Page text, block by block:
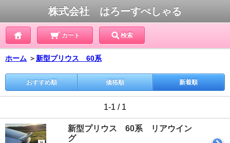
株式会社 はろーすぺしゃる
カート 検索
ホーム ＞ 新型プリウス 60系
おすすめ順 価格順 新着順
1-1 / 1
新型プリウス 60系 リアウイン
グ